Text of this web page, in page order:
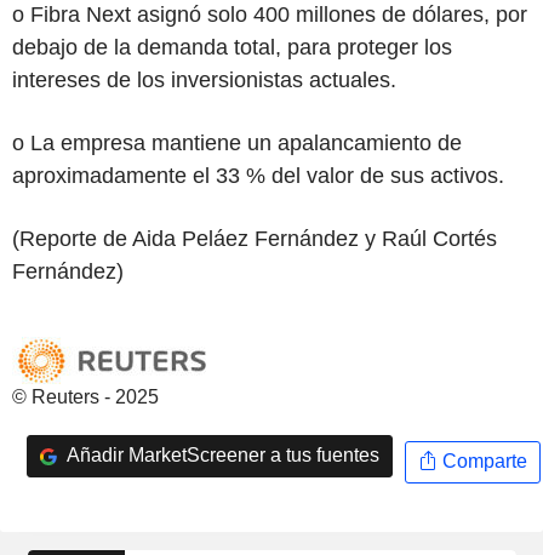
o Fibra Next asignó solo 400 millones de dólares, por
debajo de la demanda total, para proteger los
intereses de los inversionistas actuales.
o La empresa mantiene un apalancamiento de
aproximadamente el 33 % del valor de sus activos.
(Reporte de Aida Peláez Fernández y Raúl Cortés
Fernández)
© Reuters - 2025
Añadir MarketScreener a tus fuentes Comparte